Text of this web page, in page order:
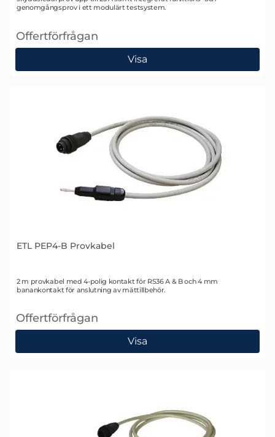
genomgångsprov i ett modulärt testsystem.
Offertförfrågan
, ETL ATS400 HG-AC Automatiskt testsystem för
Visa
ETL PEP4-B Provkabel
Art. nr 2111
2 m provkabel med 4-polig kontakt för RS36 A & B och 4 mm
banankontakt för anslutning av mättillbehör.
Offertförfrågan
, ETL PEP4-B Provkabel
Visa